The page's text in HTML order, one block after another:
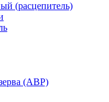
(расцепитель)
(АВР)